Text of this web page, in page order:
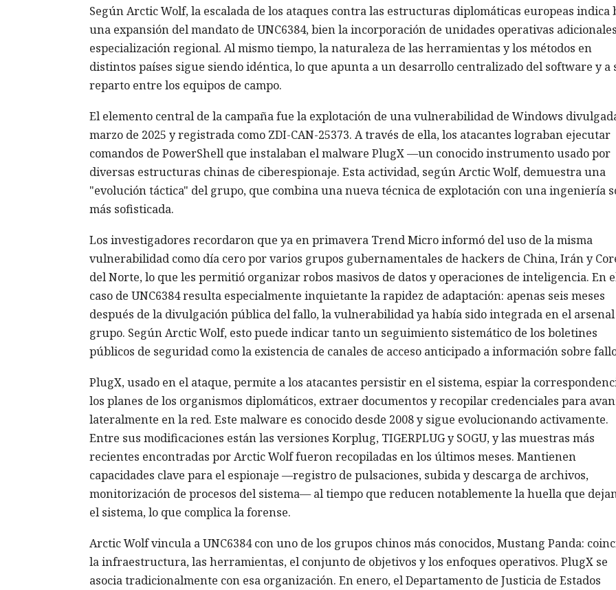
Según Arctic Wolf, la escalada de los ataques contra las estructuras diplomáticas europeas indica
una expansión del mandato de UNC6384, bien la incorporación de unidades operativas
especialización regional. Al mismo tiempo, la naturaleza de las herramientas y los métodos en
distintos países sigue siendo idéntica, lo que apunta a un desarrollo centralizado del software y a
reparto entre los equipos de campo.
El elemento central de la campaña fue la explotación de una vulnerabilidad de Windows
marzo de 2025 y registrada como ZDI-CAN-25373. A través de ella, los atacantes lograban ejecutar
comandos de PowerShell que instalaban el malware PlugX —un conocido instrumento usado por
diversas estructuras chinas de ciberespionaje. Esta actividad, según Arctic Wolf, demuestra una
"evolución táctica" del grupo, que combina una nueva técnica de explotación con una ingeniería
más sofisticada.
Los investigadores recordaron que ya en primavera Trend Micro informó del uso de la misma
vulnerabilidad como día cero por varios grupos gubernamentales de hackers de China, Irán y
del Norte, lo que les permitió organizar robos masivos de datos y operaciones de inteligencia. En
caso de UNC6384 resulta especialmente inquietante la rapidez de adaptación: apenas seis meses
después de la divulgación pública del fallo, la vulnerabilidad ya había sido integrada en el
grupo. Según Arctic Wolf, esto puede indicar tanto un seguimiento sistemático de los boletines
públicos de seguridad como la existencia de canales de acceso anticipado a información sobre
PlugX, usado en el ataque, permite a los atacantes persistir en el sistema, espiar la
los planes de los organismos diplomáticos, extraer documentos y recopilar credenciales para
lateralmente en la red. Este malware es conocido desde 2008 y sigue evolucionando activamente.
Entre sus modificaciones están las versiones Korplug, TIGERPLUG y SOGU, y las muestras más
recientes encontradas por Arctic Wolf fueron recopiladas en los últimos meses. Mantienen
capacidades clave para el espionaje —registro de pulsaciones, subida y descarga de archivos,
monitorización de procesos del sistema— al tiempo que reducen notablemente la huella que
el sistema, lo que complica la forense.
Arctic Wolf vincula a UNC6384 con uno de los grupos chinos más conocidos, Mustang Panda:
la infraestructura, las herramientas, el conjunto de objetivos y los enfoques operativos. PlugX se
asocia tradicionalmente con esa organización. En enero, el Departamento de Justicia de Estados